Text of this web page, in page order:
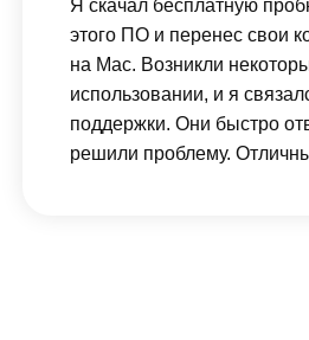
Я скачал бесплатную
этого ПО и перенес свои
на Mac. Возникли
использовании, и я
поддержки. Они быстро
решили проблему.